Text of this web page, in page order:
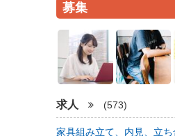
募集
求人 (573)
家具組み立て、内見、立ち